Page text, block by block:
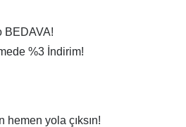
BEDAVA!
%3 İndirim!
yola çıksın!